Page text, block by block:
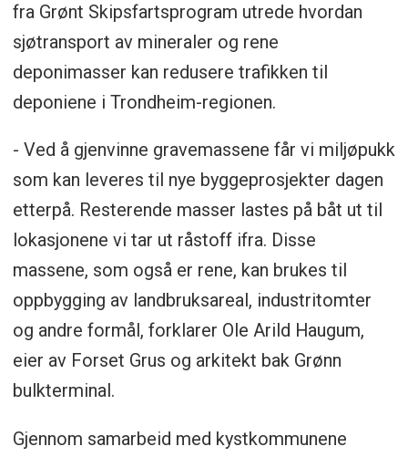
fra Grønt Skipsfartsprogram utrede hvordan
sjøtransport av mineraler og rene
deponimasser kan redusere trafikken til
deponiene i Trondheim-regionen.
- Ved å gjenvinne gravemassene får vi miljøpukk
som kan leveres til nye byggeprosjekter dagen
etterpå. Resterende masser lastes på båt ut til
lokasjonene vi tar ut råstoff ifra. Disse
massene, som også er rene, kan brukes til
oppbygging av landbruksareal, industritomter
og andre formål, forklarer Ole Arild Haugum,
eier av Forset Grus og arkitekt bak Grønn
bulkterminal.
Gjennom samarbeid med kystkommunene